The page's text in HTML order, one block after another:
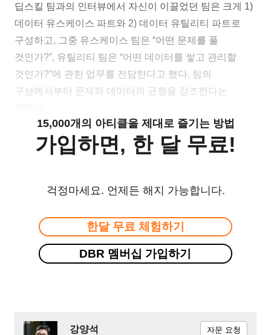
딥스킬 팀과의 인터뷰에서 자신이 이끌었던 팀은 크게 1)
데이터 유스케이스 파트와 2) 데이터 유틸리티 파트로
구성하고, 그중 유스케이스 팀은 “어떤 문제를 풀
것인가?”, 유틸리티 팀은 “어떤 데이터를 쌓고 관리할
것인가?”에 관한 업무를 전담한다고 했다. 팀의
구성에서부터 문제와 데이터의 균형을 강조한다는
15,000개의 아티클을 제대로 즐기는 방법
가입하면, 한 달 무료!
걱정마세요. 언제든 해지 가능합니다.
한달 무료 체험하기
DBR 멤버십 가입하기
강양석
자문 요청